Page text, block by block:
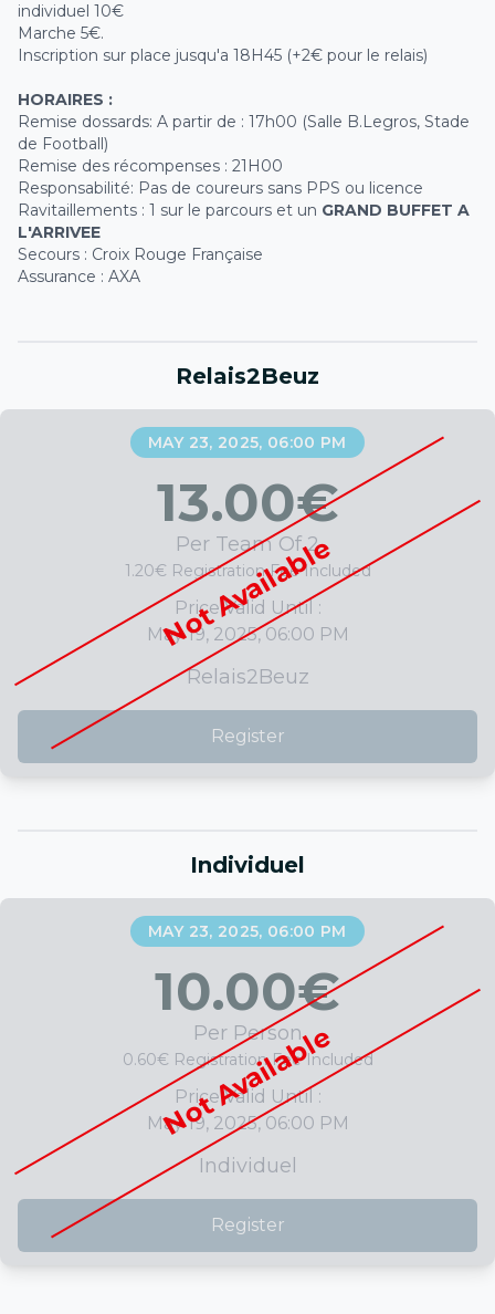
individuel 10€
Marche 5€.
Inscription sur place jusqu'a 18H45 (+2€ pour le relais)
HORAIRES :
Remise dossards: A partir de : 17h00 (Salle B.Legros, Stade
de Football)
Remise des récompenses : 21H00
Responsabilité: Pas de coureurs sans PPS ou licence
Ravitaillements : 1 sur le parcours et un GRAND BUFFET A
L'ARRIVEE
Secours : Croix Rouge Française
Assurance : AXA
Relais2Beuz
Not Available
MAY 23, 2025, 06:00 PM
13.00€
Per Team Of 2
1.20€ Registration Fee Included
Price Valid Until :
May 19, 2025, 06:00 PM
Relais2Beuz
Register
Individuel
Not Available
MAY 23, 2025, 06:00 PM
10.00€
Per Person
0.60€ Registration Fee Included
Price Valid Until :
May 19, 2025, 06:00 PM
Individuel
Register